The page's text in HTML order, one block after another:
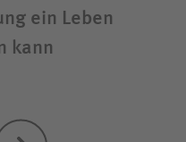
ein Leben
kann